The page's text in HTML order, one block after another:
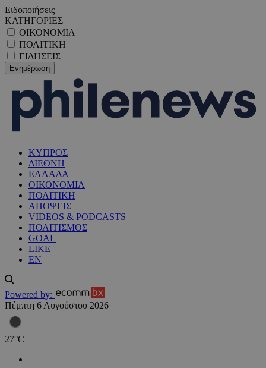
Ειδοποιήσεις
ΚΑΤΗΓΟΡΙΕΣ
ΟΙΚΟΝΟΜΙΑ
ΠΟΛΙΤΙΚΗ
ΕΙΔΗΣΕΙΣ
ΚΥΠΡΟΣ
ΔΙΕΘΝΗ
ΕΛΛΑΔΑ
ΟΙΚΟΝΟΜΙΑ
ΠΟΛΙΤΙΚΗ
ΑΠΟΨΕΙΣ
VIDEOS & PODCASTS
ΠΟΛΙΤΙΣΜΟΣ
GOAL
LIKE
EN
Powered by:
Πέμπτη 6 Αυγούστου 2026
27°C